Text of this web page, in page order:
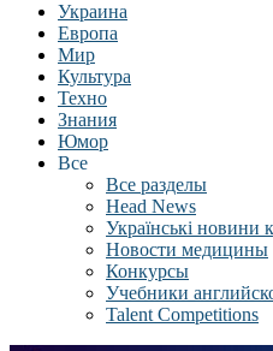
Украина
Европа
Мир
Культура
Техно
Знания
Юмор
Все
Все разделы
Head News
Українські новини
Новости медицины
Конкурсы
Учебники
Talent Competitions